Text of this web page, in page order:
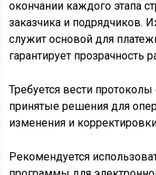
окончании каждого этапа
заказчика и подрядчиков.
служит основой для
гарантирует прозрачность
Требуется вести
принятые решения для
изменения и
Рекомендуется